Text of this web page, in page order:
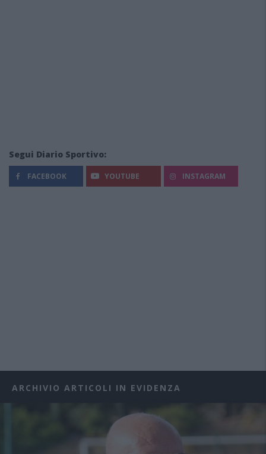
Segui Diario Sportivo:
FACEBOOK YOUTUBE INSTAGRAM
ARCHIVIO ARTICOLI IN EVIDENZA